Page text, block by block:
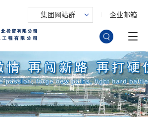
集团网站群 企业邮箱